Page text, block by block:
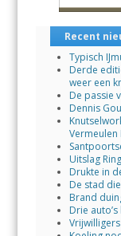
Recent
Typisch
Derde
weer een
De passie
Dennis
Vermeulen
Uitslag
Drukte in
De stad
Brand
Drie